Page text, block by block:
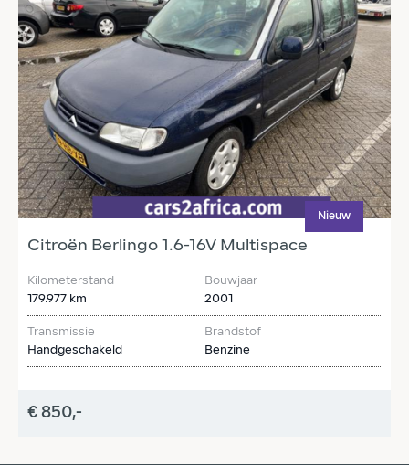
Nieuw
Citroën Berlingo 1.6-16V Multispace
Kilometerstand
179.977 km
Bouwjaar
2001
Transmissie
Handgeschakeld
Brandstof
Benzine
€ 850,-